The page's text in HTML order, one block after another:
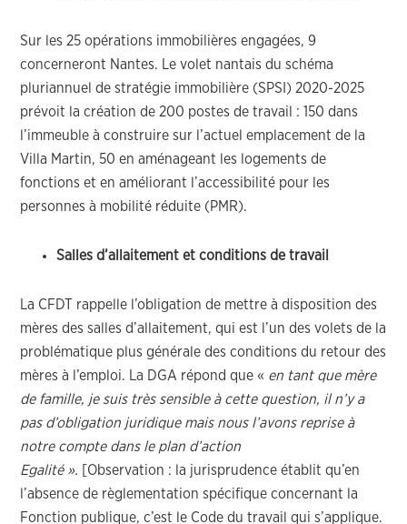
Sur les 25 opérations immobilières engagées, 9
concerneront Nantes. Le volet nantais du schéma
pluriannuel de stratégie immobilière (SPSI) 2020-2025
prévoit la création de 200 postes de travail : 150 dans
l’immeuble à construire sur l’actuel emplacement de la
Villa Martin, 50 en aménageant les logements de
fonctions et en améliorant l’accessibilité pour les
personnes à mobilité réduite (PMR).
Salles d’allaitement et conditions de travail
La CFDT rappelle l’obligation de mettre à disposition des
mères des salles d’allaitement, qui est l’un des volets de la
problématique plus générale des conditions du retour des
mères à l’emploi. La DGA répond que « en tant que mère
de famille, je suis très sensible à cette question, il n’y a
pas d’obligation juridique mais nous l’avons reprise à
notre compte dans le plan d’action
Egalité ».
[Observation : la jurisprudence établit qu’en
l’absence de règlementation spécifique concernant la
Fonction publique, c’est le Code du travail qui s’applique.